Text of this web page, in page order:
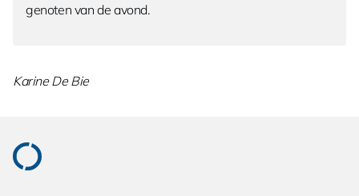
genoten van de avond.
Karine De Bie